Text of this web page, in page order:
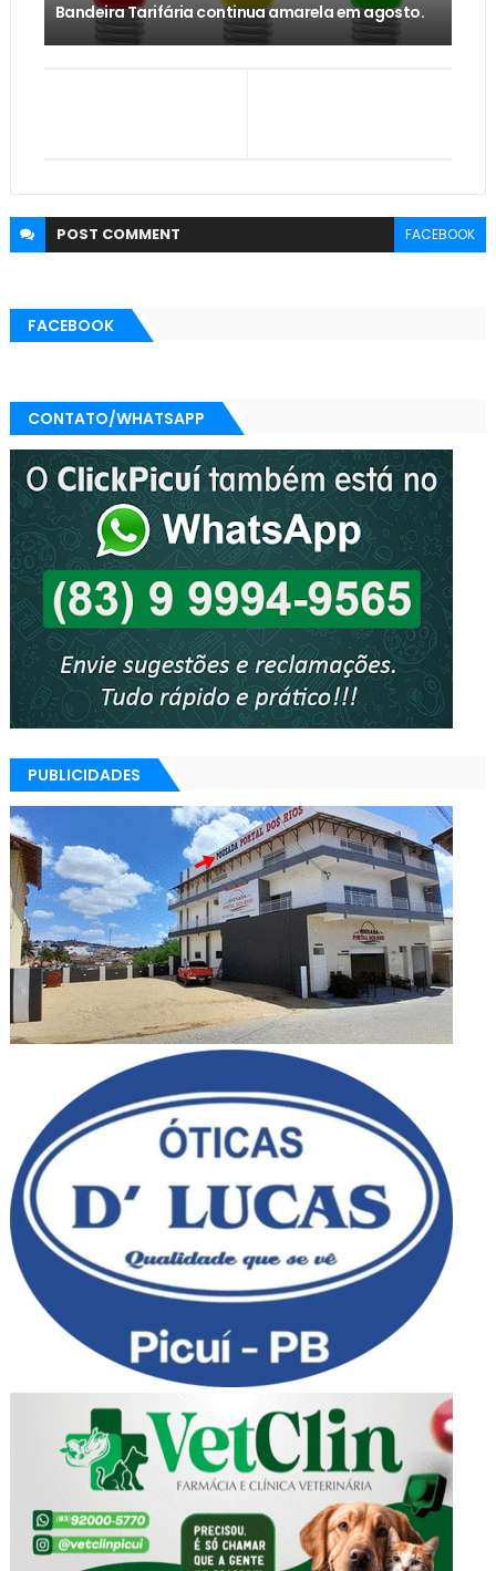
Bandeira Tarifária continua amarela em agosto.
POST COMMENT FACEBOOK
FACEBOOK
CONTATO/WHATSAPP
PUBLICIDADES